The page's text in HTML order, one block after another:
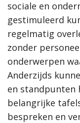
sociale en
gestimuleerd
regelmatig
zonder
onderwerpen
Anderzijds
en standpunten
belangrijke
bespreken en